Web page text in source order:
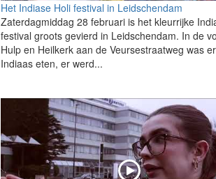
Het Indiase Holi festival in Leidschendam
Zaterdagmiddag 28 februari is het kleurrijke
festival groots gevierd in Leidschendam. In de
Hulp en Heilkerk aan de Veursestraatweg was
Indiaas eten, er werd...